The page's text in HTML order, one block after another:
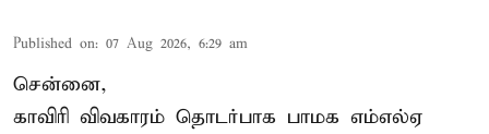
Published on: 07 Aug 2026, 6:29 am
சென்னை,
காவிரி விவகாரம் தொடர்பாக பாமக எம்எல்ஏ